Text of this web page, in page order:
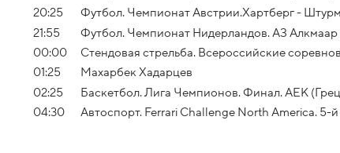
20:25
Футбол. Чемпионат Австрии.Хартберг -
21:55
Футбол. Чемпионат Нидерландов. АЗ
00:00
Стендовая стрельба. Всероссийские
01:25
Махарбек Хадарцев
02:25
Баскетбол. Лига Чемпионов. Финал. АЕК
04:30
Автоспорт. Ferrari Challenge North America. 5-